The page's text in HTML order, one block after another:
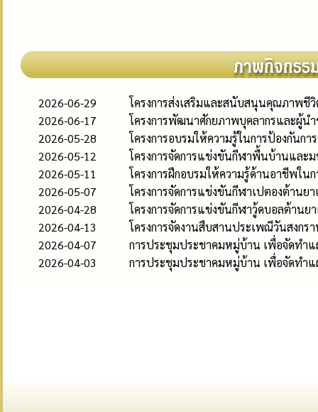
2026-06-29
โครงการส่งเสริมและสนับสนุนคุณภาพชี
2026-06-17
โครงการพัฒนาศักยภาพบุคลากรและผู้
2026-05-28
โครงการอบรมให้ความรู้ในการป้องกัน
2026-05-12
โครงการจัดการแข่งขันกีฬาพื้นบ้านและ
2026-05-11
โครงการฝึกอบรมให้ความรู้ด้านอาชีพใ
2026-05-07
โครงการจัดการแข่งขันกีฬาเปตองต้าน
2026-04-28
โครงการจัดการแข่งขันกีฬาวู้ดบอลต้าน
2026-04-13
โครงการจัดงานสืบสานประเพณีวันสงก
2026-04-07
การประชุมประชาคมหมู่บ้าน เพื่อจัดท
2026-04-03
การประชุมประชาคมหมู่บ้าน เพื่อจัดท